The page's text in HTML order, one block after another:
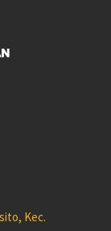
Kec.